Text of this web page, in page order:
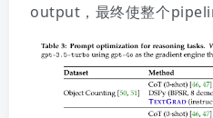
output，最终使整个